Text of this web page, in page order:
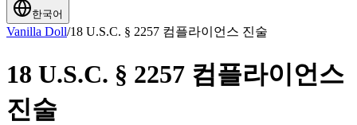
한국어
Vanilla Doll/18 U.S.C. § 2257 컴플라이언스 진술
18 U.S.C. § 2257 컴플라이언스
진술